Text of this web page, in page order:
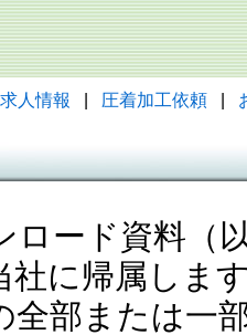
求人情報 圧着加工依頼
ロード資料（
社に帰属しま
全部または一